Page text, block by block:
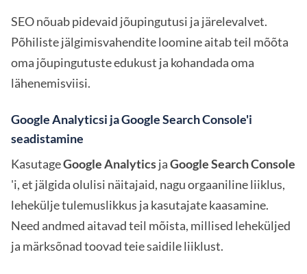
SEO nõuab pidevaid jõupingutusi ja järelevalvet.
Põhiliste jälgimisvahendite loomine aitab teil mõõta
oma jõupingutuste edukust ja kohandada oma
lähenemisviisi.
Google Analyticsi ja Google Search Console'i
seadistamine
KasutageGoogle AnalyticsjaGoogle Search Console
'i, et jälgida olulisi näitajaid, nagu orgaaniline liiklus,
lehekülje tulemuslikkus ja kasutajate kaasamine.
Need andmed aitavad teil mõista, millised leheküljed
ja märksõnad toovad teie saidile liiklust.